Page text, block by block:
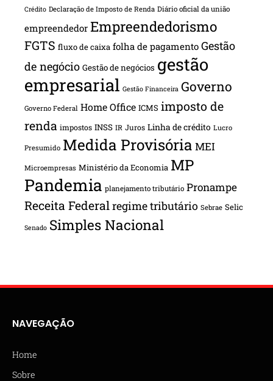
Crédito Declaração de Imposto de Renda Diário oficial da união
empreendedor Empreendedorismo
FGTS fluxo de caixa folha de pagamento Gestão
de negócio Gestão de negócios gestão
empresarial Gestão Financeira Governo
Governo Federal Home Office ICMS imposto de
renda impostos INSS IR Juros Linha de crédito Lucro
Presumido Medida Provisória MEI
Microempresas Ministério da Economia MP
Pandemia planejamento tributário Pronampe
Receita Federalregime tributário Sebrae Selic
Senado Simples Nacional
NAVEGAÇÃO
Home
Sobre